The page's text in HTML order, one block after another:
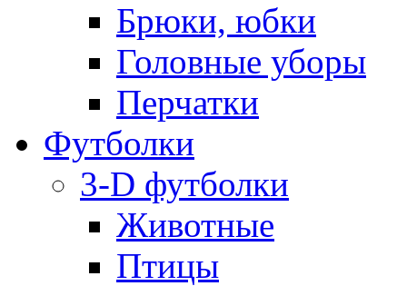
Брюки, юбки
Головные уборы
Перчатки
Футболки
3-D футболки
Животные
Птицы